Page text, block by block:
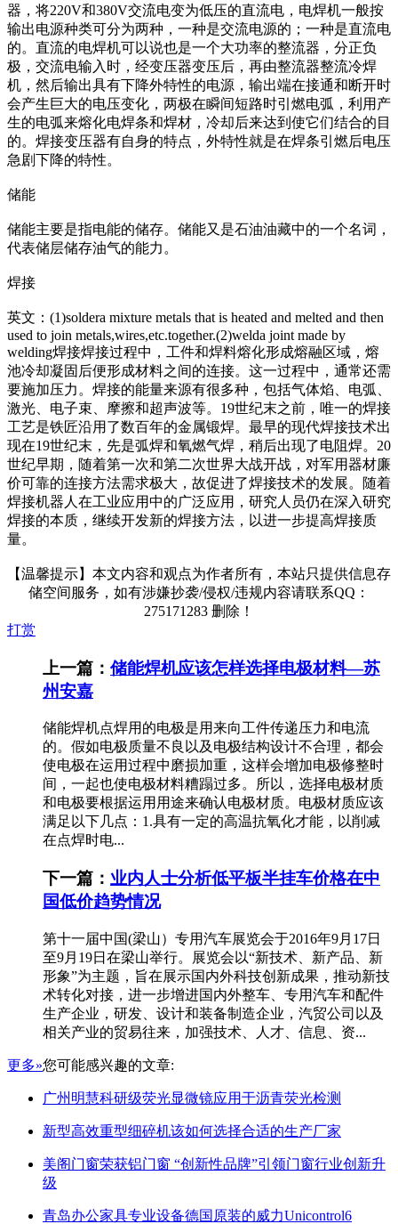
器，将220V和380V交流电变为低压的直流电，电焊机一般按
输出电源种类可分为两种，一种是交流电源的；一种是直流电
的。直流的电焊机可以说也是一个大功率的整流器，分正负
极，交流电输入时，经变压器变压后，再由整流器整流冷焊
机，然后输出具有下降外特性的电源，输出端在接通和断开时
会产生巨大的电压变化，两极在瞬间短路时引燃电弧，利用产
生的电弧来熔化电焊条和焊材，冷却后来达到使它们结合的目
的。焊接变压器有自身的特点，外特性就是在焊条引燃后电压
急剧下降的特性。
储能
储能主要是指电能的储存。储能又是石油油藏中的一个名词，
代表储层储存油气的能力。
焊接
英文：(1)soldera mixture metals that is heated and melted and then
used to join metals,wires,etc.together.(2)welda joint made by
welding焊接焊接过程中，工件和焊料熔化形成熔融区域，熔
池冷却凝固后便形成材料之间的连接。这一过程中，通常还需
要施加压力。焊接的能量来源有很多种，包括气体焰、电弧、
激光、电子束、摩擦和超声波等。19世纪末之前，唯一的焊接
工艺是铁匠沿用了数百年的金属锻焊。最早的现代焊接技术出
现在19世纪末，先是弧焊和氧燃气焊，稍后出现了电阻焊。20
世纪早期，随着第一次和第二次世界大战开战，对军用器材廉
价可靠的连接方法需求极大，故促进了焊接技术的发展。随着
焊接机器人在工业应用中的广泛应用，研究人员仍在深入研究
焊接的本质，继续开发新的焊接方法，以进一步提高焊接质
量。
【温馨提示】本文内容和观点为作者所有，本站只提供信息存
储空间服务，如有涉嫌抄袭/侵权/违规内容请联系QQ：
275171283 删除！
打赏
上一篇： 储能焊机应该怎样选择电极材料—苏
州安嘉
储能焊机点焊用的电极是用来向工件传递压力和电流
的。假如电极质量不良以及电极结构设计不合理，都会
使电极在运用过程中磨损加重，这样会增加电极修整时
间，一起也使电极材料糟蹋过多。所以，选择电极材质
和电极要根据运用用途来确认电极材质。电极材质应该
满足以下几点：1.具有一定的高温抗氧化才能，以削减
在点焊时电...
下一篇： 业内人士分析低平板半挂车价格在中
国低价趋势情况
第十一届中国(梁山）专用汽车展览会于2016年9月17日
至9月19日在梁山举行。展览会以“新技术、新产品、新
形象”为主题，旨在展示国内外科技创新成果，推动新技
术转化对接，进一步增进国内外整车、专用汽车和配件
生产企业，研发、设计和装备制造企业，汽贸公司以及
相关产业的贸易往来，加强技术、人才、信息、资...
更多»您可能感兴趣的文章:
广州明慧科研级荧光显微镜应用于沥青荧光检测
新型高效重型细碎机该如何选择合适的生产厂家
美阁门窗荣获铝门窗 “创新性品牌”引领门窗行业创新升
级
青岛办公家具专业设备德国原装的威力Unicontrol6